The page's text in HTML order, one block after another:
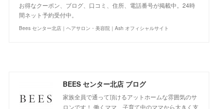
お得なクーポン、ブログ、口コミ、住所、電話番号が掲載中。24時
間ネット予約受付中。
Bees センター北店｜ヘアサロン・美容院｜Ash オフィシャルサイト
BEES センター北店 ブログ
家族全員で通って頂けるアットホームな雰囲気のサ
ロンです！ 働くママ、子育て中のママから大きく支